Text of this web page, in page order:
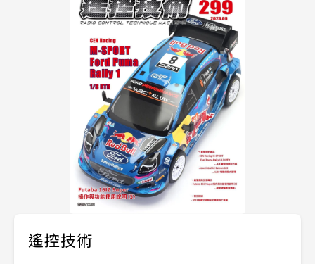
遙控技術